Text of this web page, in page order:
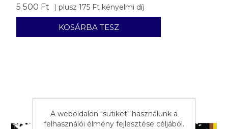
5 500 Ft | plusz 175 Ft kényelmi díj
A weboldalon "sütiket" használunk a
felhasználói élmény fejlesztése céljából.